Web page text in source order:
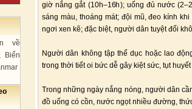
về
Biển
giờ nắng gắt (10h–16h); uống đủ nước
sáng màu, thoáng mát; đội mũ, đeo kính
ngơi xen kẽ; đặc biệt, người dân tuyệt đối
Người dân không tập thể dục hoặc lao
trong thời tiết oi bức dễ gây kiệt sức, tụt
Trong những ngày nắng nóng, người dân
đồ uống có cồn, nước ngọt nhiều đường,